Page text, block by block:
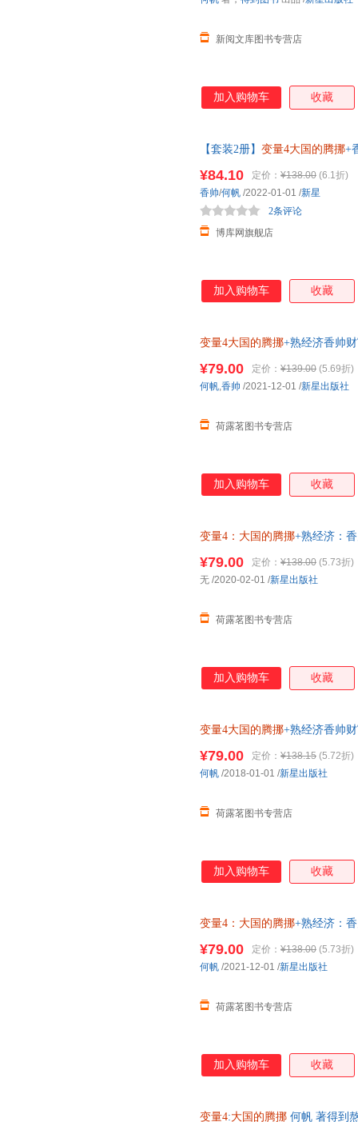
新阅文库图书专营店
加入购物车 收藏
【套装2册】 变量4大国的腾挪+
¥84.10 定价： ¥138.00 (6.1折)
博库网旗舰店
2条评论
香帅/何帆 /2022-01-01 /新星
加入购物车 收藏
变量4大国的腾挪+熟经济香帅
¥79.00 定价： ¥139.00 (5.69折)
荷露茗图书专营店
何帆,香帅 /2021-12-01 /新星出版社
加入购物车 收藏
变量4：大国的腾挪+熟经济：
¥79.00 定价： ¥138.00 (5.73折)
荷露茗图书专营店
无 /2020-02-01 /新星出版社
加入购物车 收藏
变量4大国的腾挪+熟经济香帅
¥79.00 定价： ¥138.15 (5.72折)
荷露茗图书专营店
何帆 /2018-01-01 /新星出版社
加入购物车 收藏
变量4：大国的腾挪+熟经济：
¥79.00 定价： ¥138.00 (5.73折)
荷露茗图书专营店
何帆 /2021-12-01 /新星出版社
加入购物车 收藏
变量4:大国的腾挪 何帆 著得到